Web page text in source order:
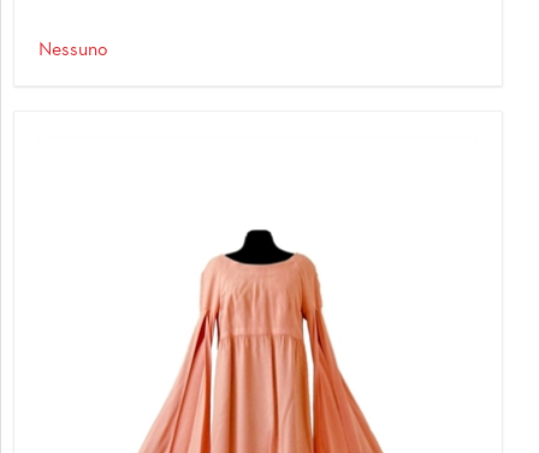
Nessuno